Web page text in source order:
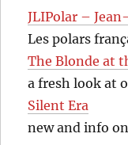
JLIPolar –
Les polars
The Blonde at
a fresh look at
Silent Era
new and info